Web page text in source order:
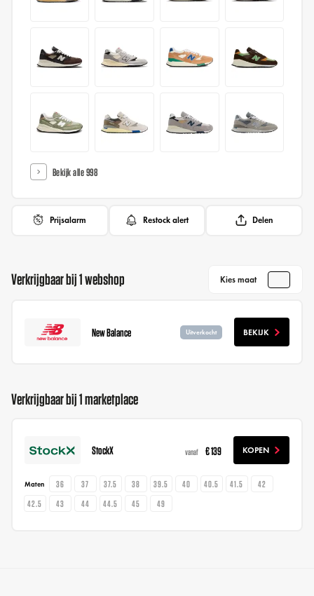
Bekijk alle 998
Prijsalarm Restock alert Delen
Verkrijgbaar bij 1 webshop Kies maat
New Balance Uitverkocht BEKIJK
Verkrijgbaar bij 1 marketplace
StockX vanaf € 139 KOPEN
Maten 36 37 37.5 38 39.5 40 40.5 41.5
42
42.5
43 44 44.5 45 49